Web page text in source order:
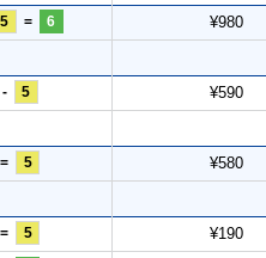
5 = 6 ¥980
- 5 ¥590
= 5 ¥580
= 5 ¥190